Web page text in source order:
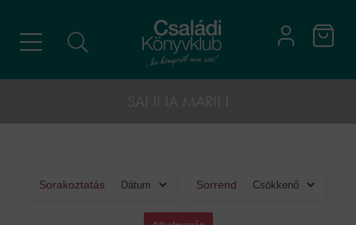
Sorakoztatás Sorrend